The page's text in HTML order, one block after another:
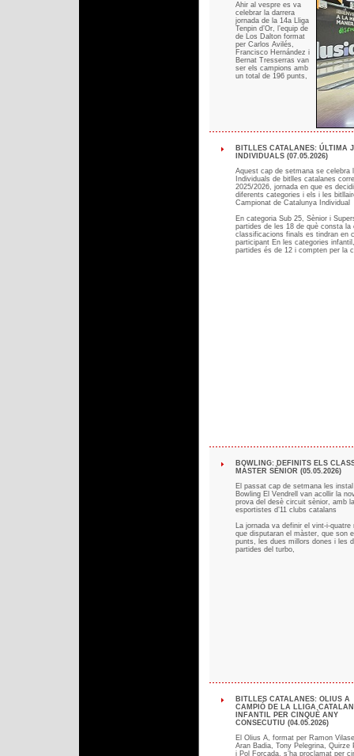
Ahir al vespre es va
celebrar la darrera
jornada de la 14a Lliga
Tenpin d’Or, l’equip de
de Los Dalton format
per Carlos Avilés,
Francisco Hernández i
Bernat Tresserras van
ser els campions amb
un total de 196 punts,
BITLLES CATALANES: ÚLTIMA
INDIVIDUALS (07.05.2026)
Aquest cap de setmana se celebra
Individuals de bitlles catalanes
2025/2026, jornada en que es
diferents categories i els i les
Campionat de Catalunya Individual
En categoria Sub 25, Sènior i
partides de les 18 de què consta
classificacions finals es tindran en
participant En les categories
partides és de 12 i compten per la
BOWLING: DEFINITS ELS
MÀSTER SÈNIOR (05.05.2026)
El passat cap de setmana les
Bowling El Vendrell van acollir la
prova del desè circuit sènior, amb
esportistes d’11 clubs catalans
La jornada va definir el vint-i-
que disputaran el màster, que son
punts, les dues millors dones i les
partides del turbo,
BITLLES CATALANES: OLIUS A
CAMPIÓ DE LA LLIGA
INFANTIL PER CINQUÈ ANY
CONSECUTIU (04.05.2026)
El Olius A, format per Ramon
Aran Badia, Tony Pelegrina, Quirze
i Pol Forcada, s’ha proclamat per